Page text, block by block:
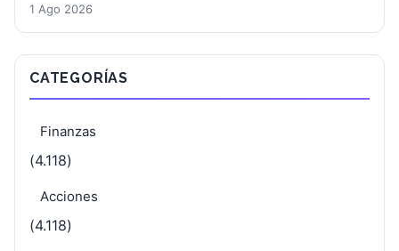
1 Ago 2026
CATEGORÍAS
Finanzas
(4.118)
Acciones
(4.118)